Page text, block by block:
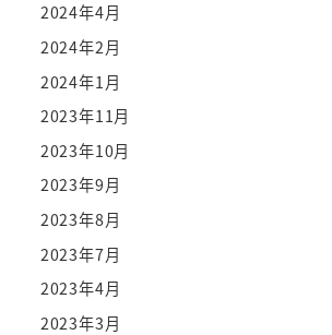
2024年4月
2024年2月
2024年1月
2023年11月
2023年10月
2023年9月
2023年8月
2023年7月
2023年4月
2023年3月